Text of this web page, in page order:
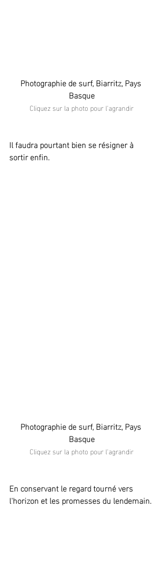
Photographie de surf, Biarritz, Pays
Basque
Cliquez sur la photo pour l'agrandir
Il faudra pourtant bien se résigner à
sortir enfin.
Photographie de surf, Biarritz, Pays
Basque
Cliquez sur la photo pour l'agrandir
En conservant le regard tourné vers
l'horizon et les promesses du lendemain.